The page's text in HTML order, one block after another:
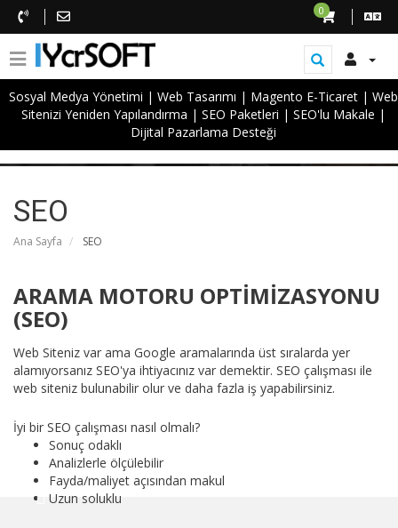
0
Sosyal Medya Yönetimi | Web Tasarımı | Magento E-Ticaret | Web
Sitenizi Yeniden Yapılandırma | SEO Paketleri | SEO'lu Makale |
Dijital Pazarlama Desteği
SEO
SEO
Ana Sayfa SEO
ARAMA MOTORU OPTİMİZASYONU
(SEO)
Web Siteniz var ama Google aramalarında üst sıralarda yer
alamıyorsanız SEO'ya ihtiyacınız var demektir. SEO çalışması ile
web siteniz bulunabilir olur ve daha fazla iş yapabilirsiniz.
İyi bir SEO çalışması nasıl olmalı?
Sonuç odaklı
Analizlerle ölçülebilir
Fayda/maliyet açısından makul
Uzun soluklu